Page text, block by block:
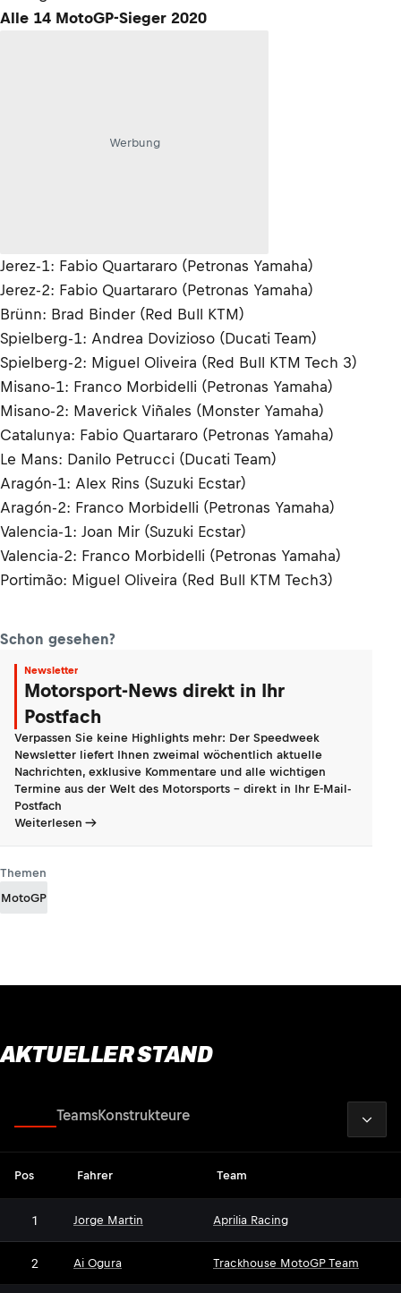
Alle 14 MotoGP-Sieger 2020
Werbung
Jerez-1: Fabio Quartararo (Petronas Yamaha)
Jerez-2: Fabio Quartararo (Petronas Yamaha)
Brünn: Brad Binder (Red Bull KTM)
Spielberg-1: Andrea Dovizioso (Ducati Team)
Spielberg-2: Miguel Oliveira (Red Bull KTM Tech 3)
Misano-1: Franco Morbidelli (Petronas Yamaha)
Misano-2: Maverick Viñales (Monster Yamaha)
Catalunya: Fabio Quartararo (Petronas Yamaha)
Le Mans: Danilo Petrucci (Ducati Team)
Aragón-1: Alex Rins (Suzuki Ecstar)
Aragón-2: Franco Morbidelli (Petronas Yamaha)
Valencia-1: Joan Mir (Suzuki Ecstar)
Valencia-2: Franco Morbidelli (Petronas Yamaha)
Portimão: Miguel Oliveira (Red Bull KTM Tech3)
Schon gesehen?
Newsletter
Motorsport-News direkt in Ihr
Postfach
Verpassen Sie keine Highlights mehr: Der Speedweek
Newsletter liefert Ihnen zweimal wöchentlich aktuelle
Nachrichten, exklusive Kommentare und alle wichtigen
Termine aus der Welt des Motorsports - direkt in Ihr E-Mail-
Postfach
Weiterlesen
Themen
MotoGP
AKTUELLER STAND
TeamsKonstrukteure
Pos Fahrer Team
1 Jorge Martin Aprilia Racing
2 Ai Ogura Trackhouse MotoGP Team